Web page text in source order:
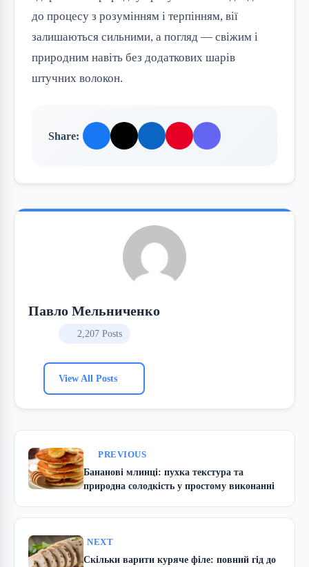
до процесу з розумінням і терпінням, вії
залишаються сильними, а погляд — свіжим і
природним навіть без додаткових шарів
штучних волокон.
Share:
Павло Мельниченко
2,207 Posts
View All Posts
PREVIOUS
Бананові млинці: пухка текстура та
природна солодкість у простому виконанні
NEXT
Скільки варити куряче філе: повний гід до